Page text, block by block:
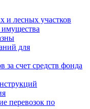
и лесных участков
для
счет средств фонда
перевозок по